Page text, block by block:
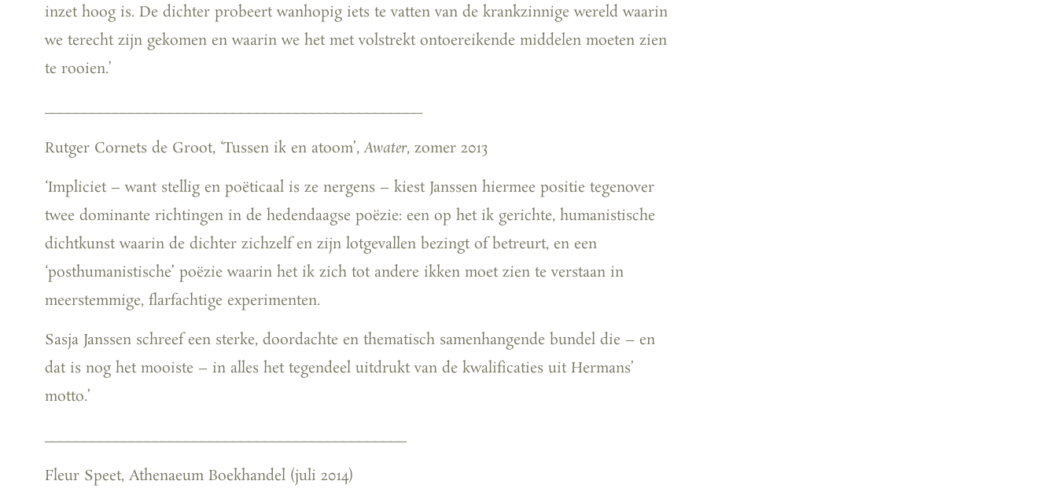
inzet hoog is. De dichter probeert wanhopig iets te vatten van de krankzinnige wereld waarin
we terecht zijn gekomen en waarin we het met volstrekt ontoereikende middelen moeten zien
te rooien.’
________________________________________________
Rutger Cornets de Groot, ‘Tussen ik en atoom’,Awater, zomer 2013
‘Impliciet – want stellig en poëticaal is ze nergens – kiest Janssen hiermee positie tegenover
twee dominante richtingen in de hedendaagse poëzie: een op het ik gerichte, humanistische
dichtkunst waarin de dichter zichzelf en zijn lotgevallen bezingt of betreurt, en een
‘posthumanistische’ poëzie waarin het ik zich tot andere ikken moet zien te verstaan in
meerstemmige, flarfachtige experimenten.
Sasja Janssen schreef een sterke, doordachte en thematisch samenhangende bundel die – en
dat is nog het mooiste – in alles het tegendeel uitdrukt van de kwalificaties uit Hermans’
motto.’
______________________________________________
Fleur Speet, Athenaeum Boekhandel (juli 2014)